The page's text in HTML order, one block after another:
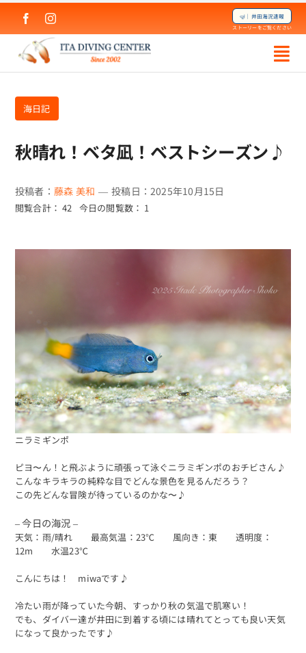
content
🤿｜井田海況速報
ストーリーをご覧ください
海日記
秋晴れ！ベタ凪！ベストシーズン♪
投稿者： 藤森 美和 — 投稿日：2025年10月15日
閲覧合計： 42 今日の閲覧数： 1
ニラミギンポ
ピヨ〜ん！と飛ぶように頑張って泳ぐニラミギンポのおチビさん♪
こんなキラキラの純粋な目でどんな景色を見るんだろう？
この先どんな冒険が待っているのかな〜♪
– 今日の海況 –
天気：雨/晴れ 最高気温：23℃ 風向き：東 透明度：
12m 水温23℃
こんにちは！ miwaです♪
冷たい雨が降っていた今朝、すっかり秋の気温で肌寒い！
でも、ダイバー達が井田に到着する頃には晴れてとっても良い天気
になって良かったです♪